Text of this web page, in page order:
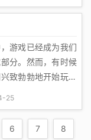
和金钱就能获得相
这无疑降低了玩...
游戏已经成为我们
分。然而，有时候
致勃勃地开始玩游
不见，这不禁让人
们需要了解游戏开
25
6 7 8